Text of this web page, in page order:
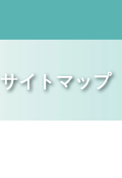
サイトマップ